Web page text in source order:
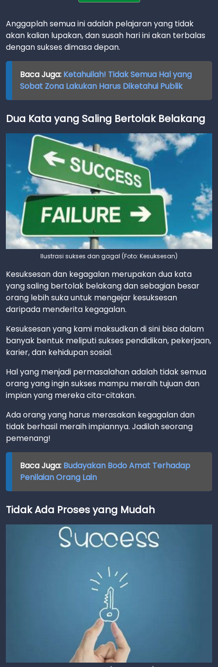
Anggaplah semua ini adalah pelajaran yang tidak
akan kalian lupakan, dan susah hari ini akan terbalas
dengan sukses dimasa depan.
Baca Juga: Ketahuilah! Tidak Semua Hal yang
Sobat Zona Lakukan Harus Diketahui Publik
Dua Kata yang Saling Bertolak Belakang
Ilustrasi sukses dan gagal (Foto: Kesuksesan)
Kesuksesan dan kegagalan merupakan dua kata
yang saling bertolak belakang dan sebagian besar
orang lebih suka untuk mengejar kesuksesan
daripada menderita kegagalan.
Kesuksesan yang kami maksudkan di sini bisa dalam
banyak bentuk meliputi sukses pendidikan, pekerjaan,
karier, dan kehidupan sosial.
Hal yang menjadi permasalahan adalah tidak semua
orang yang ingin sukses mampu meraih tujuan dan
impian yang mereka cita-citakan.
Ada orang yang harus merasakan kegagalan dan
tidak berhasil meraih impiannya. Jadilah seorang
pemenang!
Baca Juga: Budayakan Bodo Amat Terhadap
Penilaian Orang Lain
Tidak Ada Proses yang Mudah